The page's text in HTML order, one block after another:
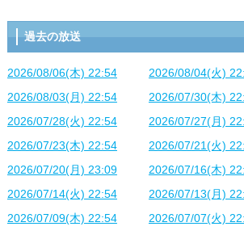
過去の放送
2026/08/06(木) 22:54
2026/08/04(火)
2026/08/03(月) 22:54
2026/07/30(木)
2026/07/28(火) 22:54
2026/07/27(月)
2026/07/23(木) 22:54
2026/07/21(火)
2026/07/20(月) 23:09
2026/07/16(木)
2026/07/14(火) 22:54
2026/07/13(月)
2026/07/09(木) 22:54
2026/07/07(火)